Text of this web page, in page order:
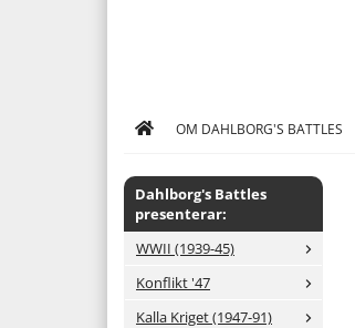
OM DAHLBORG'S BATTLES
Dahlborg's Battles
presenterar:
WWII (1939-45)
Konflikt '47
Kalla Kriget (1947-91)